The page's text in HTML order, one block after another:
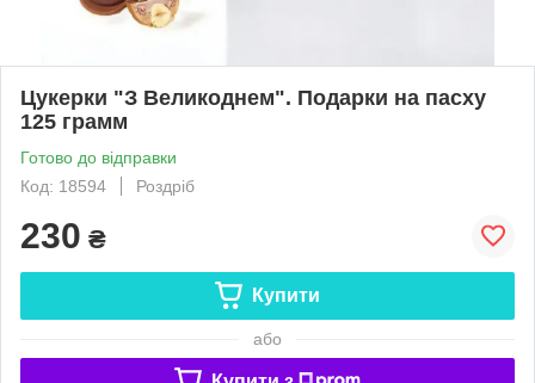
Цукерки "З Великоднем". Подарки на пасху
125 грамм
Готово до відправки
Код: 18594
Роздріб
230 ₴
Купити
або